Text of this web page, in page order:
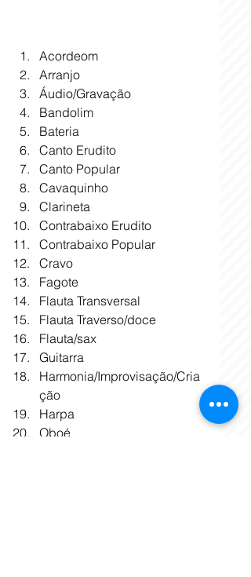
Acordeom
Arranjo
Áudio/Gravação
Bandolim
Bateria
Canto Erudito
Canto Popular
Cavaquinho
Clarineta
Contrabaixo Erudito
Contrabaixo Popular
Cravo
Fagote
Flauta Transversal
Flauta Traverso/doce
Flauta/sax
Guitarra
Harmonia/Improvisação/Cria
ção
Harpa
Oboé